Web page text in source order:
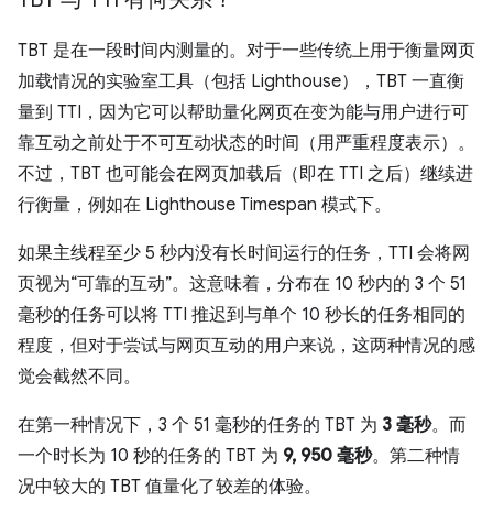
TBT 是在一段时间内测量的。对于一些传统上用于衡量网页
加载情况的实验室工具（包括 Lighthouse），TBT 一直衡
量到 TTI，因为它可以帮助量化网页在变为能与用户进行可
靠互动之前处于不可互动状态的时间（用严重程度表示）。
不过，TBT 也可能会在网页加载后（即在 TTI 之后）继续进
行衡量，例如在 Lighthouse Timespan 模式下。
如果主线程至少 5 秒内没有长时间运行的任务，TTI 会将网
页视为“可靠的互动”。这意味着，分布在 10 秒内的 3 个 51
毫秒的任务可以将 TTI 推迟到与单个 10 秒长的任务相同的
程度，但对于尝试与网页互动的用户来说，这两种情况的感
觉会截然不同。
在第一种情况下，3 个 51 毫秒的任务的 TBT 为 3 毫秒。而
一个时长为 10 秒的任务的 TBT 为 9, 950 毫秒。第二种情
况中较大的 TBT 值量化了较差的体验。